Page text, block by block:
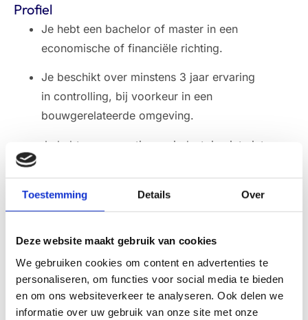
Toestemming Details Over
Deze website maakt gebruik van cookies
We gebruiken cookies om content en advertenties te
personaliseren, om functies voor social media te bieden
en om ons websiteverkeer te analyseren. Ook delen we
informatie over uw gebruik van onze site met onze
Profiel
Je hebt een bachelor of master in een
economische of financiële richting.
Je beschikt over minstens 3 jaar ervaring
in controlling, bij voorkeur in een
bouwgerelateerde omgeving.
Je hebt een proactieve mindset: je ziet niet
Je werkt gestructureerd en met oog voor
detail.
Ervaring met software zoals Odoo is een
troef.
Je bent discreet en betrouwbaar — je
werkt tenslotte met de kerncijfers van het